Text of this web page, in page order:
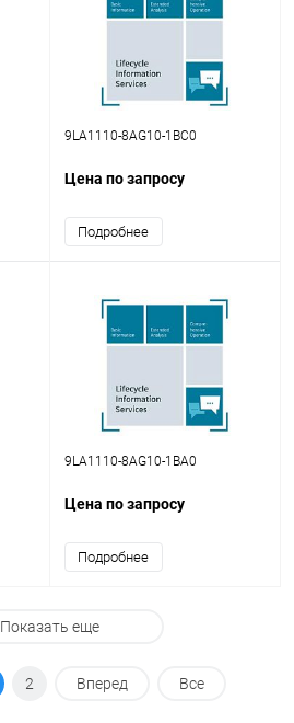
9LA1110-8AG10-1BC0
Цена по запросу
Подробнее
9LA1110-8AG10-1BA0
Цена по запросу
Подробнее
Показать еще
2 Вперед Все